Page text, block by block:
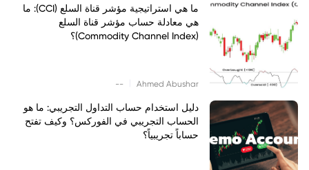
ما هي استراتيجية مؤشر قناة السلع (CCI): ما
هي معادلة حساب مؤشر قناة السلع
(Commodity Channel Index)؟
Ahmed Abushar
--
دليل استخدام حساب التداول التجريبي: ما هو
الحساب التجريبي في الفوركس؟ وكيف تفتح
حساباً تجريبياً؟